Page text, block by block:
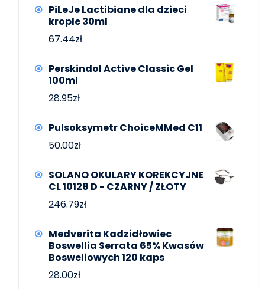
PiLeJe Lactibiane dla dzieci
krople 30ml
67.44zł
Perskindol Active Classic Gel
100ml
28.95zł
Pulsoksymetr ChoiceMMed C11
50.00zł
SOLANO OKULARY KOREKCYJNE
CL 10128 D - CZARNY / ZŁOTY
246.79zł
Medverita Kadzidłowiec
Boswellia Serrata 65% Kwasów
Bosweliowych 120 kaps
28.00zł